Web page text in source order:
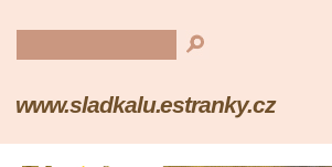
www.sladkalu.estranky.cz